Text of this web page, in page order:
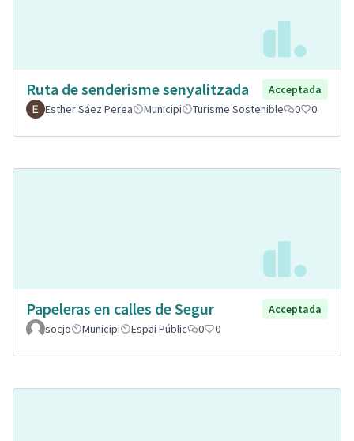
Ruta de senderisme senyalitzada
Acceptada
Esther Sáez Perea
Municipi Turisme Sostenible 0 0
Papeleras en calles de Segur
Acceptada
socjo
Municipi Espai Públic 0 0